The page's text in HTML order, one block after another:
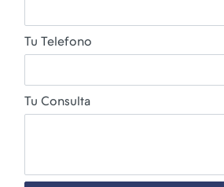
Tu Telefono
Tu Consulta